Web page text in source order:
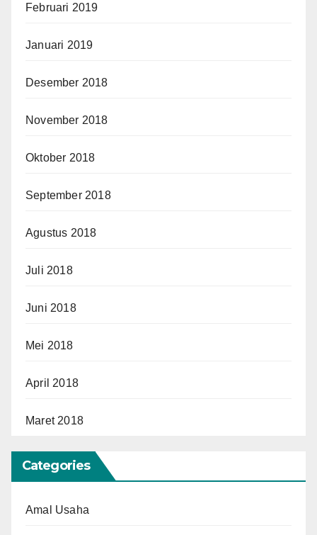
Februari 2019
Januari 2019
Desember 2018
November 2018
Oktober 2018
September 2018
Agustus 2018
Juli 2018
Juni 2018
Mei 2018
April 2018
Maret 2018
Categories
Amal Usaha